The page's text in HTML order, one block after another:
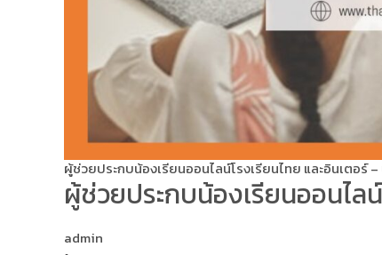
ผู้ช่วยประกบน้องเรียนออนไลน์โรงเรียนไทย และอินเตอ
ผู้ช่วยประกบน้องเรียนออนไล
admin